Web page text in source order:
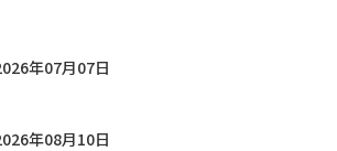
年07月07日
年08月10日